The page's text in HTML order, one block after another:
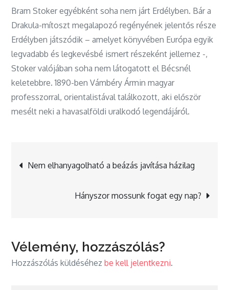
Bram Stoker egyébként soha nem járt Erdélyben. Bár a
Drakula-mítoszt megalapozó regényének jelentős része
Erdélyben játszódik – amelyet könyvében Európa egyik
legvadabb és legkevésbé ismert részeként jellemez -,
Stoker valójában soha nem látogatott el Bécsnél
keletebbre. 1890-ben Vámbéry Ármin magyar
professzorral, orientalistával találkozott, aki először
mesélt neki a havasalföldi uralkodó legendájáról.
Bejegyzés
navigáció
Nem elhanyagolható a beázás javítása házilag
Hányszor mossunk fogat egy nap?
Vélemény, hozzászólás?
Hozzászólás küldéséhezbe kell jelentkezni.